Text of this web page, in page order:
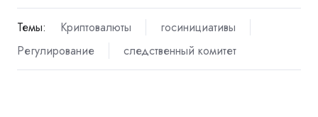
Темы: Криптовалюты
госинициативы
Регулирование
следственный комитет